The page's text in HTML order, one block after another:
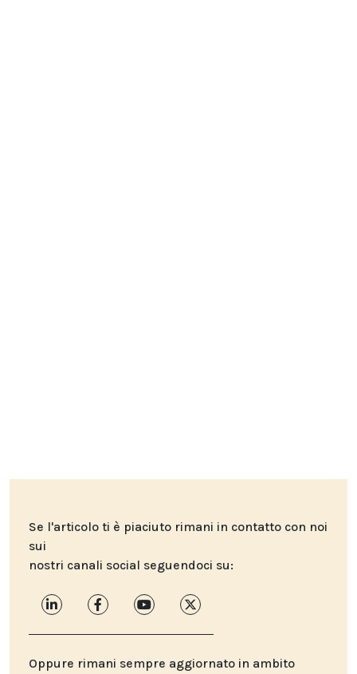
Se l'articolo ti è piaciuto rimani in contatto con noi
sui
nostri canali social seguendoci su:
Oppure rimani sempre aggiornato in ambito